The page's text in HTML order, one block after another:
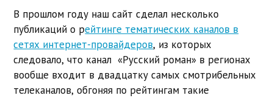
В прошлом году наш сайт сделал несколько
публикаций о рейтинге тематических каналов в
сетях интернет-провайдеров, из которых
следовало, что канал «Русский роман» в регионах
вообще входит в двадцатку самых смотрибельных
телеканалов, обгоняя по рейтингам такие